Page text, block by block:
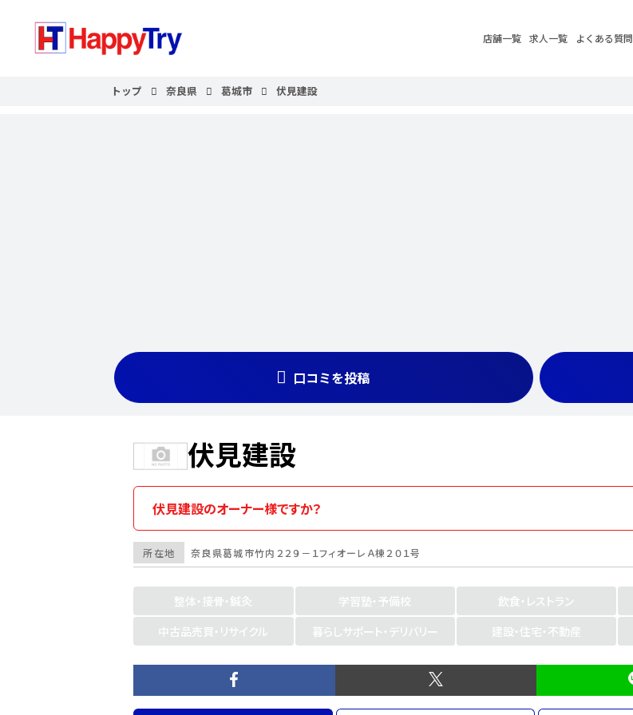
店舗一覧 求人一覧 よくある質問
トップ 奈良県 葛城市 伏見建設
口コミを投稿
伏見建設
伏見建設のオーナー様ですか？
所在地 奈良県葛城市竹内２２９－１フィオーレＡ棟２０１号
整体・接骨・鍼灸 学習塾・予備校 飲食・レストラン
中古品売買・リサイクル
暮らしサポート・デリバリー 建設・住宅・不動産